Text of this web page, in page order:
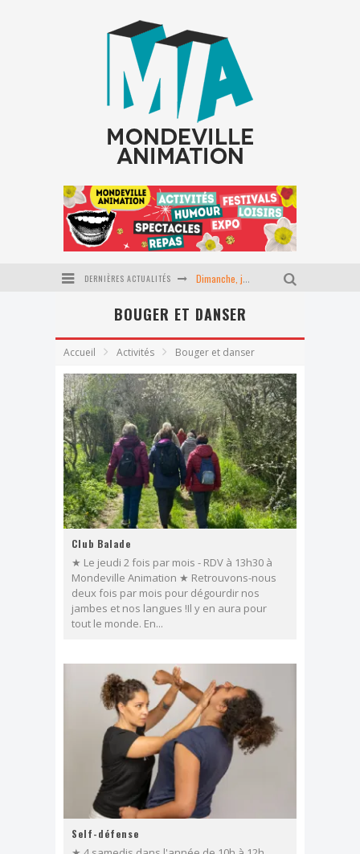
DERNIÈRES ACTUALITÉS Dimanche, j'ai clown
Effeuillage burlesque
FESTIVAL TONGS & ESPADRILLES
Show time, école du P'tit coin
Stage Pilates baby
Journée tapisserie d'ameublement
BOUGER ET DANSER
Accueil Activités Bouger et danser
Club Balade
★ Le jeudi 2 fois par mois - RDV à 13h30 à
Mondeville Animation ★ Retrouvons-nous
deux fois par mois pour dégourdir nos
jambes et nos langues !Il y en aura pour
tout le monde. En...
Self-défense